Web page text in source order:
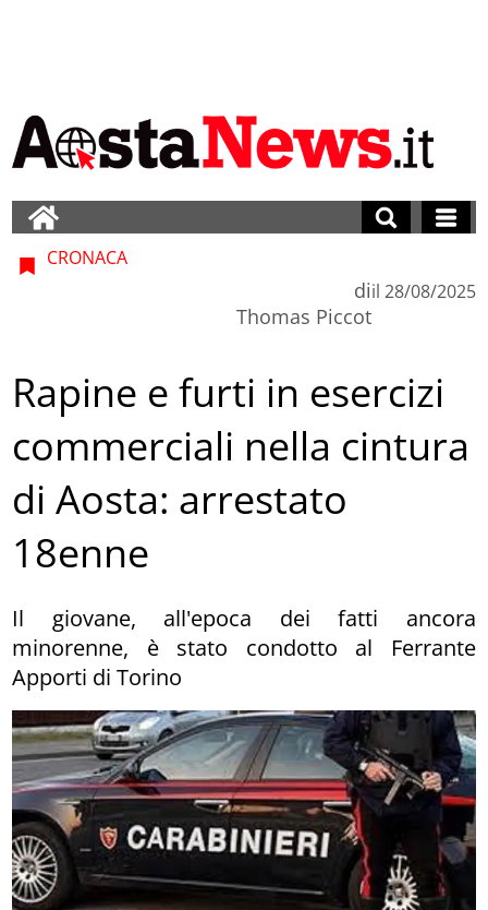
CRONACA
di
Thomas Piccot
il 28/08/2025
Rapine e furti in esercizi
commerciali nella cintura
di Aosta: arrestato
18enne
Il giovane, all'epoca dei fatti ancora
minorenne, è stato condotto al Ferrante
Apporti di Torino